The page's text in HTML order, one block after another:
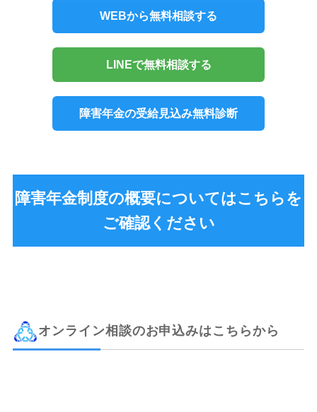
WEBから無料相談する
LINEで無料相談する
障害年金の受給見込み無料診断
障害年金制度の概要についてはこちらを
ご確認ください
オンライン相談のお申込みはこちらから